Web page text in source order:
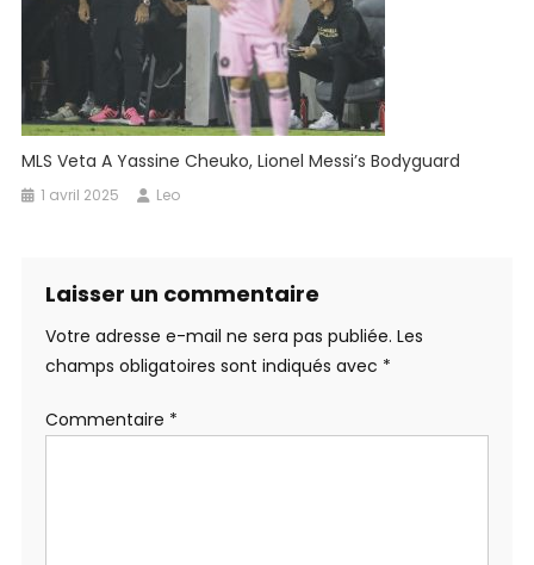
MLS Veta A Yassine Cheuko, Lionel Messi’s Bodyguard
1 avril 2025 Leo
Laisser un commentaire
Votre adresse e-mail ne sera pas publiée. Les
champs obligatoires sont indiqués avec *
Commentaire *